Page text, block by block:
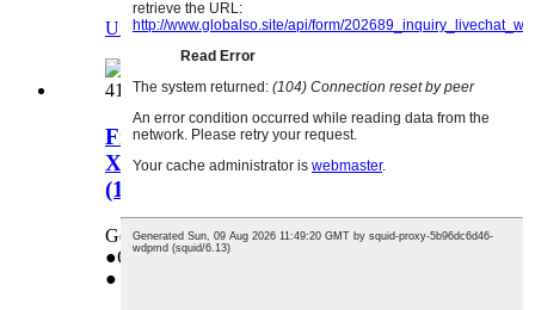
UfroDetail
Fixéierungs-Ofzugsventilator fir
Xerox 4110 4112 4590 4595
(127K52731) OEM
Gëeegent fir: Xerox 4110 4112 4590 4595
●Original
● Direktverkaaf aus der Fabréck